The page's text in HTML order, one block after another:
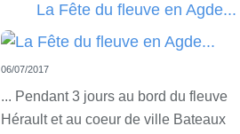
VILLAGES VOISINS
La Fête du fleuve en Agde...
06/07/2017
... Pendant 3 jours au bord du fleuve
Hérault et au coeur de ville Bateaux